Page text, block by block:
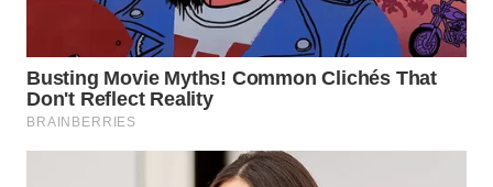
WN
CIREBON